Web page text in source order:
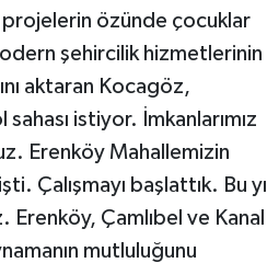
projelerin özünde çocuklar
şehircilik hizmetlerinin
aktaran Kocagöz,
istiyor. İmkanlarımız
Erenköy Mahallemizin
Çalışmayı başlattık. Bu yıl
Erenköy, Çamlıbel ve Kanal
mutluluğunu